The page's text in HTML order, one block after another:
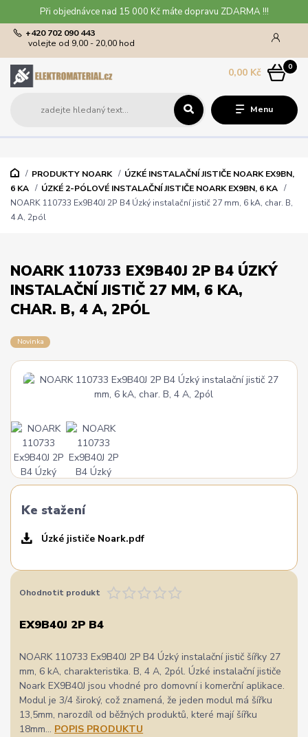
Při objednávce nad 15 000 Kč máte dopravu ZDARMA !!!
Menu
+420 702 090 443
volejte od 9,00 - 20,00 hod
0
0,00 Kč
PRODUKTY NOARK
ÚZKÉ INSTALAČNÍ JISTIČE NOARK EX9BN,
6 KA
ÚZKÉ 2-PÓLOVÉ INSTALAČNÍ JISTIČE NOARK EX9BN, 6 KA
NOARK 110733 Ex9B40J 2P B4 Úzký instalační jistič 27 mm, 6 kA, char. B,
4 A, 2pól
NOARK 110733 EX9B40J 2P B4 ÚZKÝ
INSTALAČNÍ JISTIČ 27 MM, 6 KA,
CHAR. B, 4 A, 2PÓL
Novinka
Ke stažení
Úzké jističe Noark.pdf
Ohodnotit produkt
EX9B40J 2P B4
NOARK 110733 Ex9B40J 2P B4 Úzký instalační jistič šířky 27
mm, 6 kA, charakteristika. B, 4 A, 2pól. Úzké instalační jističe
Noark EX9B40J jsou vhodné pro domovní i komerční aplikace.
Modul je 3/4 široký, což znamená, že jeden modul má šířku
13,5mm, narozdíl od běžných produktů, které mají šířku
18mm... POPIS PRODUKTU